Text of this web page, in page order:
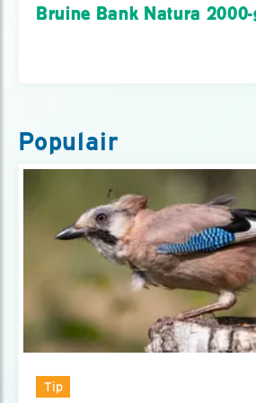
Bruine Bank Natura
Populair
Tip